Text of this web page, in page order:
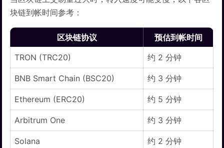
块链到帐时间参考：
区块链协议
预估到帐时间
TRON (TRC20)
约 2 分钟
BNB Smart Chain (BSC20) 约 3 分钟
Ethereum (ERC20) 约 5 分钟
Arbitrum One 约 3 分钟
Solana 约 2 分钟